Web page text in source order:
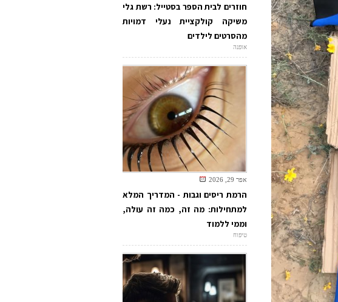
חוזרים לבית הספר בסטייל: רשת גלי
משיקה קולקציית נעלי דמויות
מהסרטים לילדים
אופנה
אפר 29, 2026
הרמת ריסים וגבות - המדריך המלא
למתחילות: מה זה, כמה זה עולה,
וממי ללמוד
טיפוח